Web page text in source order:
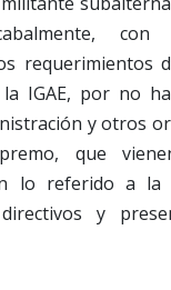
con
requerimientos
IGAE, por no
y otros
que
lo referido a la
y